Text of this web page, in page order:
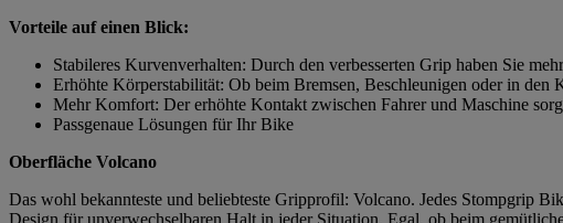
Vorteile auf einen Blick:
Stabileres Kurvenverhalten: Durch den verbesserten Grip haben Sie
Erhöhte Körperstabilität: Ob beim Bremsen, Beschleunigen oder in
Mehr Komfort: Der erhöhte Kontakt zwischen Fahrer und Maschine
Passgenaue Lösungen für Ihr Bike
Oberfläche Volcano
Das wohl bekannteste und beliebteste Gripprofil: Volcano. Jedes Stompgrip
Design für unverwechselbaren Halt in jeder Situation. Egal, ob beim